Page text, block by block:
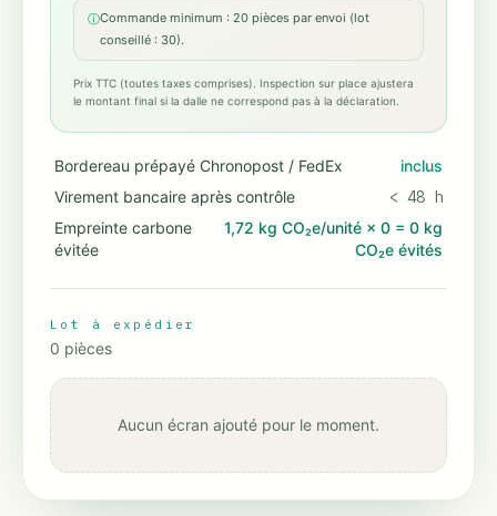
ⓘCommande minimum : 20 pièces par envoi (lot
conseillé : 30).
Prix TTC (toutes taxes comprises). Inspection sur place ajustera
le montant final si la dalle ne correspond pas à la déclaration.
Bordereau prépayé Chronopost / FedEx
inclus
Virement bancaire après contrôle
< 48 h
Empreinte carbone
évitée
1,72 kg CO₂e/unité × 0 = 0 kg
CO₂e évités
Lot à expédier
0 pièces
Aucun écran ajouté pour le moment.